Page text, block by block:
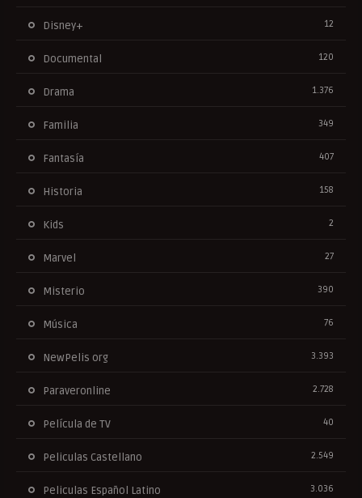
Disney+ 12
Documental 120
Drama 1.376
Familia 349
Fantasía 407
Historia 158
Kids 2
Marvel 27
Misterio 390
Música 76
NewPelis org 3.393
Paraveronline 2.728
Película de TV 40
Peliculas Castellano 2.549
Peliculas Español Latino 3.036